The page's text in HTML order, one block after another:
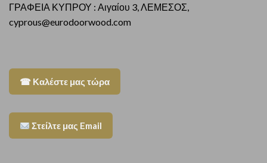
ΓΡΑΦΕΙΑ ΚΥΠΡΟΥ : Αιγαίου 3, ΛΕΜΕΣΟΣ,
cyprous@eurodoorwood.com
☎ Καλέστε μας τώρα
Στείλτε μας Email